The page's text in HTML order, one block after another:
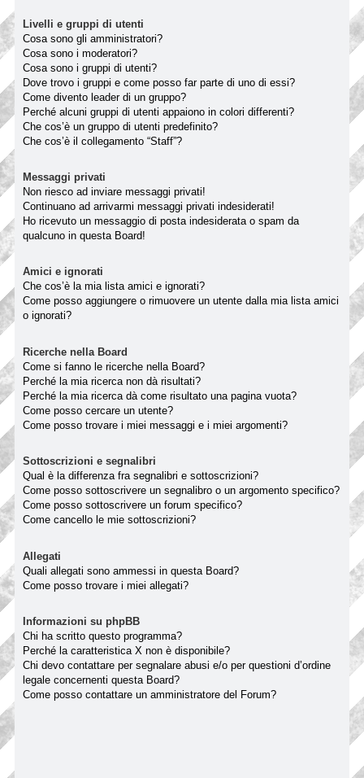
Livelli e gruppi di utenti
Cosa sono gli amministratori?
Cosa sono i moderatori?
Cosa sono i gruppi di utenti?
Dove trovo i gruppi e come posso far parte di uno di essi?
Come divento leader di un gruppo?
Perché alcuni gruppi di utenti appaiono in colori differenti?
Che cos’è un gruppo di utenti predefinito?
Che cos’è il collegamento “Staff”?
Messaggi privati
Non riesco ad inviare messaggi privati!
Continuano ad arrivarmi messaggi privati indesiderati!
Ho ricevuto un messaggio di posta indesiderata o spam da
qualcuno in questa Board!
Amici e ignorati
Che cos’è la mia lista amici e ignorati?
Come posso aggiungere o rimuovere un utente dalla mia lista amici
o ignorati?
Ricerche nella Board
Come si fanno le ricerche nella Board?
Perché la mia ricerca non dà risultati?
Perché la mia ricerca dà come risultato una pagina vuota?
Come posso cercare un utente?
Come posso trovare i miei messaggi e i miei argomenti?
Sottoscrizioni e segnalibri
Qual è la differenza fra segnalibri e sottoscrizioni?
Come posso sottoscrivere un segnalibro o un argomento specifico?
Come posso sottoscrivere un forum specifico?
Come cancello le mie sottoscrizioni?
Allegati
Quali allegati sono ammessi in questa Board?
Come posso trovare i miei allegati?
Informazioni su phpBB
Chi ha scritto questo programma?
Perché la caratteristica X non è disponibile?
Chi devo contattare per segnalare abusi e/o per questioni d’ordine
legale concernenti questa Board?
Come posso contattare un amministratore del Forum?